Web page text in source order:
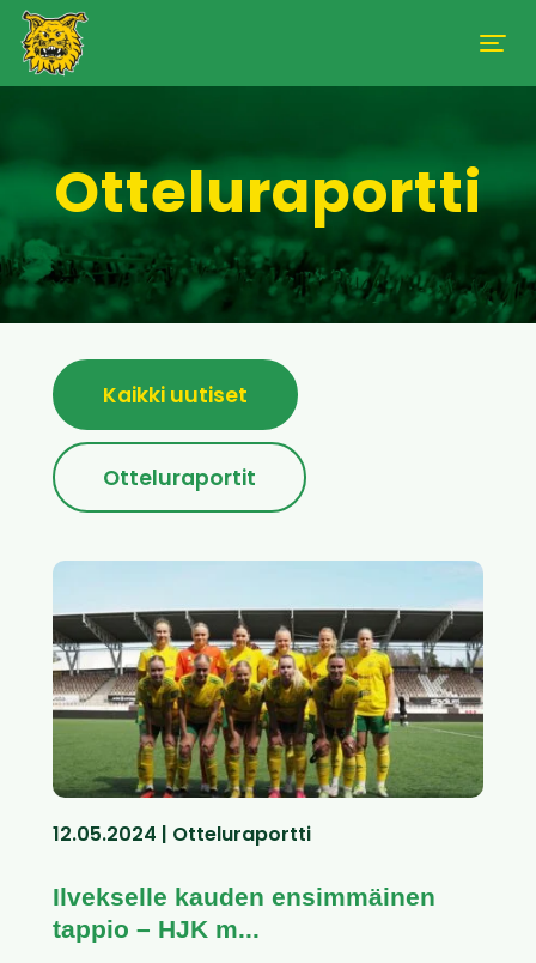
Otteluraportti
Kaikki uutiset
Otteluraportit
12.05.2024 | Otteluraportti
Ilvekselle kauden ensimmäinen
tappio – HJK m...